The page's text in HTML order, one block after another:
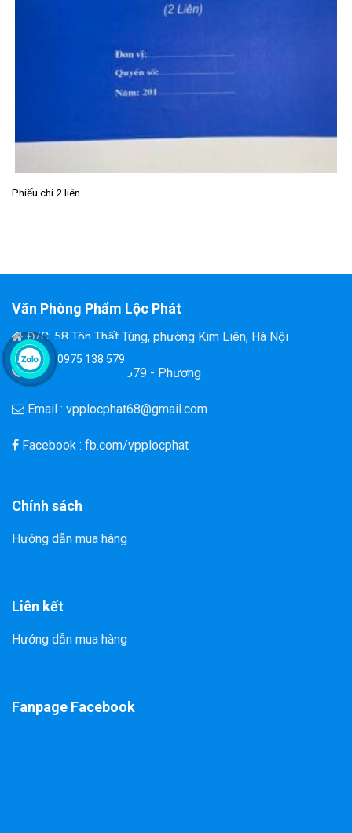
Phiếu chi 2 liên
Văn Phòng Phẩm Lộc Phát
Đ/C: 58 Tôn Thất Tùng, phường Kim Liên, Hà Nội
Hotline: 0975 138 579 - Phương
Email : vpplocphat68@gmail.com
Facebook : fb.com/vpplocphat
Chính sách
Hướng dẫn mua hàng
Liên kết
Hướng dẫn mua hàng
Fanpage Facebook
0975 138 579